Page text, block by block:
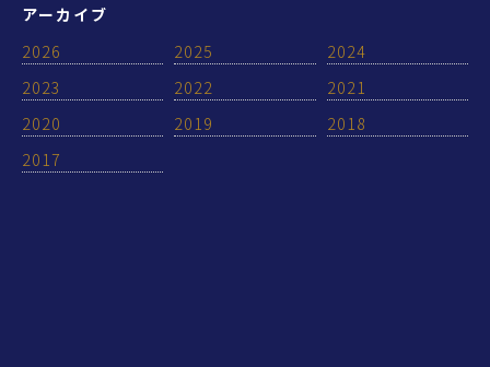
アーカイブ
2026
2025
2024
2023
2022
2021
2020
2019
2018
2017